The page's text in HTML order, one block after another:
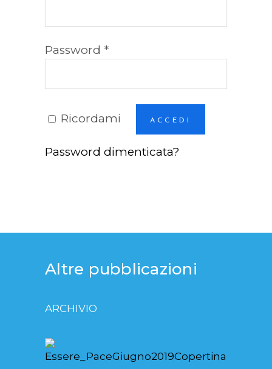
Password *Richiesto
Ricordami ACCEDI
Password dimenticata?
Altre pubblicazioni
ARCHIVIO